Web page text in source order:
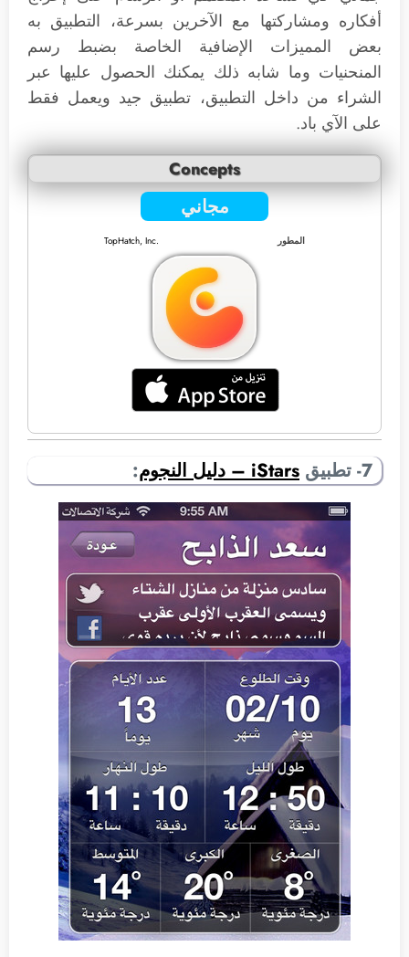
أفكاره ومشاركتها مع الآخرين بسرعة، التطبيق به
بعض المميزات الإضافية الخاصة بضبط رسم
المنحنيات وما شابه ذلك يمكنك الحصول عليها عبر
الشراء من داخل التطبيق، تطبيق جيد ويعمل فقط
على الآي باد.
Concepts
مجاني
المطور TopHatch, Inc.
7- تطبيق iStars – دليل النجوم :